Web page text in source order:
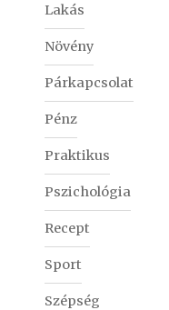
Lakás
Növény
Párkapcsolat
Pénz
Praktikus
Pszichológia
Recept
Sport
Szépség